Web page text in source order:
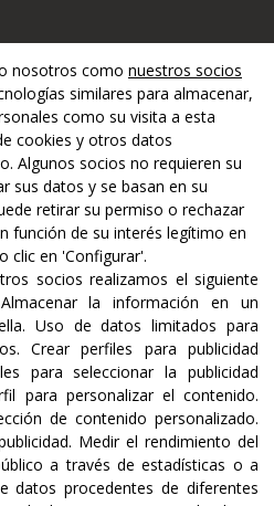
nosotros como nuestros socios
similares para almacenar,
como su visita a esta
cookies y otros datos
Algunos socios no requieren su
sus datos y se basan en su
retirar su permiso o rechazar
función de su interés legítimo en
clic en 'Configurar'.
socios realizamos el siguiente
Almacenar la información en un
. Uso de datos limitados para
.Crear perfiles para publicidad
para seleccionar la publicidad
para personalizar el contenido.
de contenido personalizado.
. Medir el rendimiento del
a través de estadísticas o a
datos procedentes de diferentes